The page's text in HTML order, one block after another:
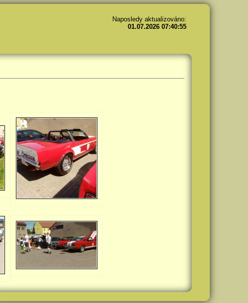
Naposledy aktualizováno:
01.07.2026 07:40:55